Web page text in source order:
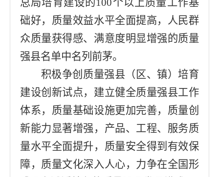
总局培育建设的100个以上质量工作基
础好，质量效益水平全面提高，人民群
众质量获得感、满意度明显增强的质量
强县名单中名列前茅。
积极争创质量强县（区、镇）培育
建设创新试点， 建立健全质量强县工作
体系，质量基础设施更加完善，质量创
新能力显著增强，产品、工程、服务质
量水平全面提升，质量安全得到有效保
障，质量文化深入人心，力争在全国形